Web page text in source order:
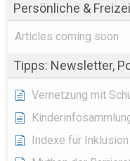
Persönliche &
Articles coming soon
Tipps: Newsletter,
Vernetzung mit
Indexe für Inklusion